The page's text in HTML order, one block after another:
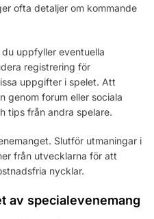
ofta detaljer om kommande
uppfyller eventuella
registrering för
uppgifter i spelet. Att
genom forum eller sociala
tips från andra spelare.
Slutför utmaningar i
från utvecklarna för att
nycklar.
av specialevenemang